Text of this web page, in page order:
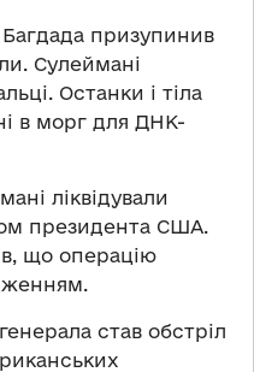
Багдада призупинив
Сулеймані
Останки і тіла
в морг для ДНК-
ліквідували
президента США.
що операцію
став обстріл